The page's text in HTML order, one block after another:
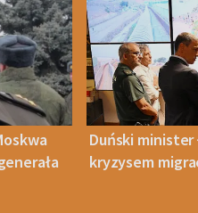
Duński minister
kryzysem